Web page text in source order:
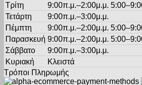
Τρίτη
9:00π.μ.–2:00μ.μ.
Τετάρτη
9:00π.μ.–3:00μ.μ.
Πέμπτη
9:00π.μ.–2:00μ.μ.
Παρασκευή 9:00π.μ.–2:00μ.μ.
Σάββατο
9:00π.μ.–3:00μ.μ.
Κυριακή
Κλειστά
Τρόποι Πληρωμής